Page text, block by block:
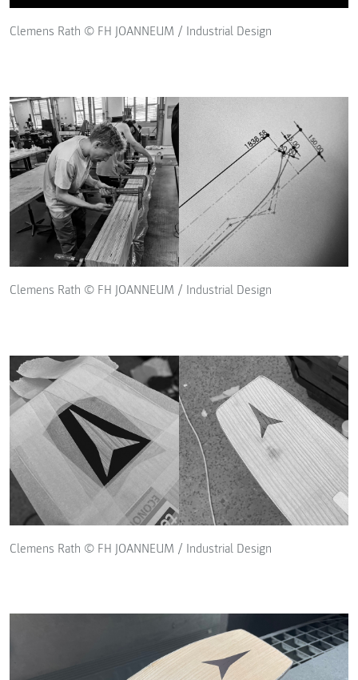
Clemens Rath © FH JOANNEUM / Industrial Design
Clemens Rath © FH JOANNEUM / Industrial Design
Clemens Rath © FH JOANNEUM / Industrial Design